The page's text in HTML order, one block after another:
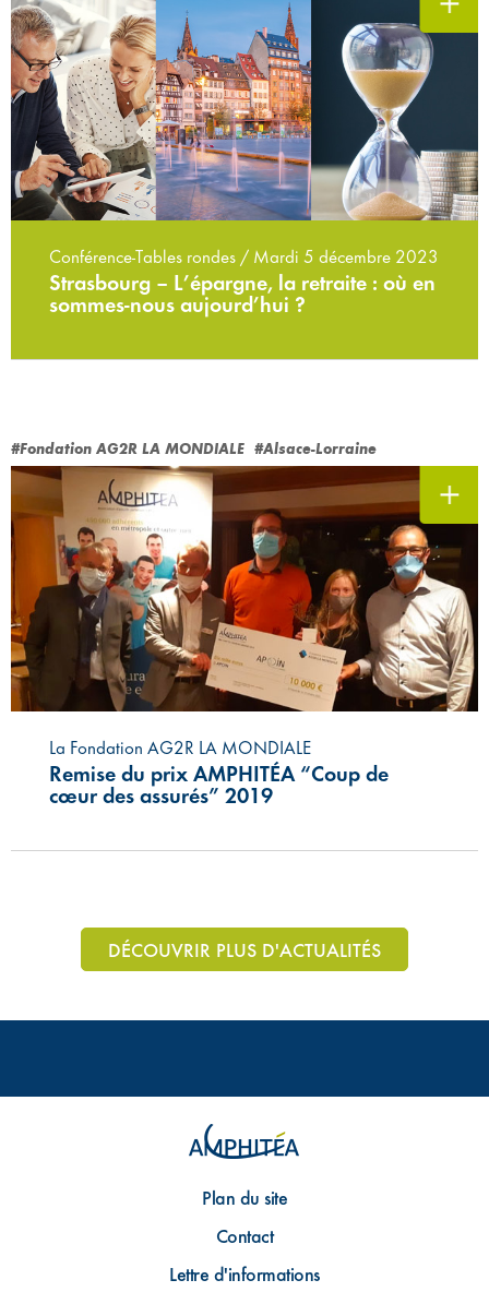
Conférence-Tables rondes / Mardi 5 décembre 2023
Strasbourg – L’épargne, la retraite : où en
sommes-nous aujourd’hui ?
#Fondation AG2R LA MONDIALE #Alsace-Lorraine
La Fondation AG2R LA MONDIALE
Remise du prix AMPHITÉA “Coup de
cœur des assurés” 2019
DÉCOUVRIR PLUS D'ACTUALITÉS
Plan du site
Contact
Lettre d'informations